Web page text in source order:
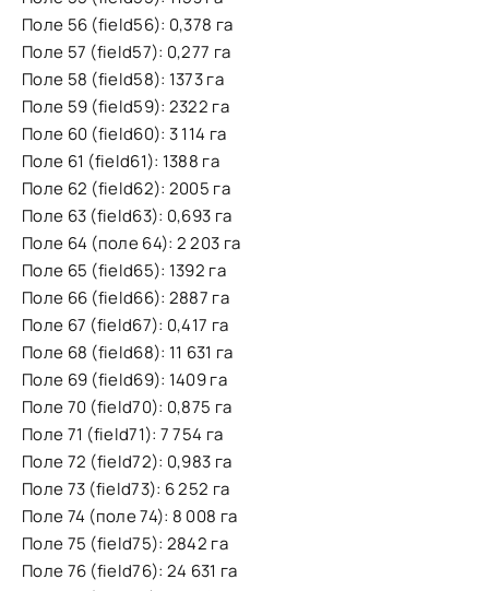
Поле 56 (field56): 0,378 га
Поле 57 (field57): 0,277 га
Поле 58 (field58): 1373 га
Поле 59 (field59): 2322 га
Поле 60 (field60): 3 114 га
Поле 61 (field61): 1388 га
Поле 62 (field62): 2005 га
Поле 63 (field63): 0,693 га
Поле 64 (поле 64): 2 203 га
Поле 65 (field65): 1392 га
Поле 66 (field66): 2887 га
Поле 67 (field67): 0,417 га
Поле 68 (field68): 11 631 га
Поле 69 (field69): 1409 га
Поле 70 (field70): 0,875 га
Поле 71 (field71): 7 754 га
Поле 72 (field72): 0,983 га
Поле 73 (field73): 6 252 га
Поле 74 (поле 74): 8 008 га
Поле 75 (field75): 2842 га
Поле 76 (field76): 24 631 га